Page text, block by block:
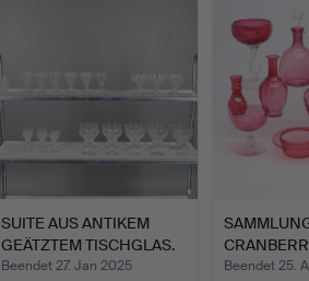
SUITE AUS ANTIKEM
GEÄTZTEM TISCHGLAS.
Beendet 27. Jan 2025
Beendet 25.